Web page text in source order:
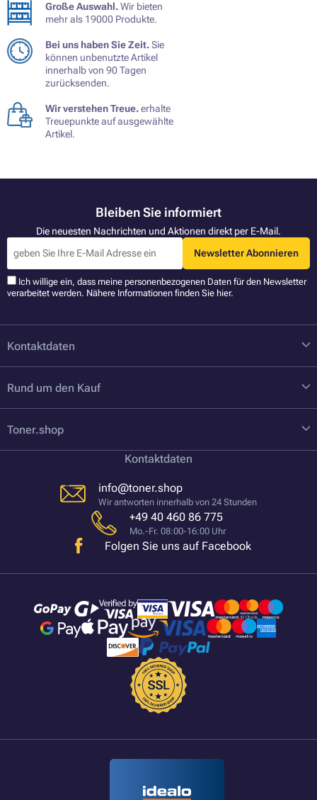
Große Auswahl.Wir bieten
mehr als 19000 Produkte.
Bei uns haben Sie Zeit.Sie
können unbenutzte Artikel
innerhalb von 90 Tagen
zurücksenden.
Wir verstehen Treue.erhalte
Treuepunkte auf ausgewählte
Artikel.
Bleiben Sie informiert
Die neuesten Nachrichten und Aktionen direkt per E-Mail.
Newsletter Abonnieren
Ich willige ein, dass meine personenbezogenen Daten für den Newsletter
verarbeitet werden. Nähere Informationen finden Sie hier.
Kontaktdaten
Rund um den Kauf
Toner.shop
Kontaktdaten
info@toner.shop
Wir antworten innerhalb von 24 Stunden
+49 40 460 86 775
Mo.-Fr. 08:00-16:00 Uhr
Folgen Sie uns auf Facebook